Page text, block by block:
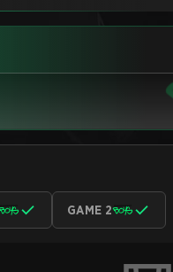
GAME 2